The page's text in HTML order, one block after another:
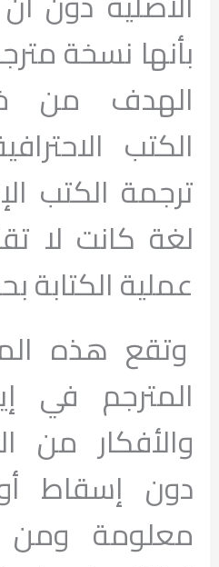
بأنها نسخة
الهدف من
الكتب
ترجمة الكتب
لغة كانت لا
عملية الكتابة
وتقع هذه
المترجم في
والأفكار من
دون إسقاط
معلومة ومن